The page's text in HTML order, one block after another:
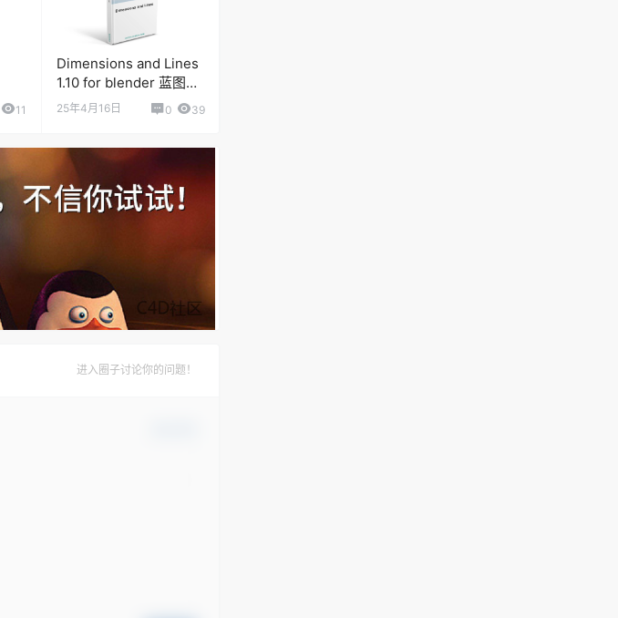
11
Dimensions and Lines
1.10 for blender 蓝图标
注插件
25年4月16日 0 39
进入圈子讨论你的问题！